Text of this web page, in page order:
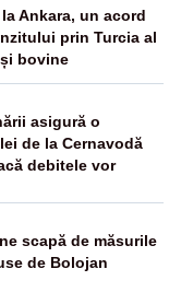
Ankara, un acord
prin Turcia al
bovine
asigură o
de la Cernavodă
debitele vor
scapă de măsurile
de Bolojan